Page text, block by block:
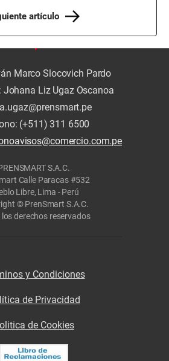
artículo
Marco Slocovich Pardo
Johana Liz Ugaz Oscanoa
(+511) 311 6500
S.A.C.
Calle Paracas #532
Libre, Lima - Perú
© PrenSmart S.A.C.
los derechos reservados
y Condiciones
de Privacidad
de Cookies